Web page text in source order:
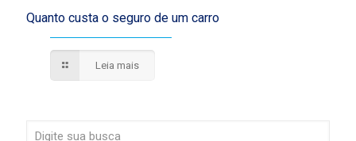
Quanto custa o seguro de um carro
Leia mais